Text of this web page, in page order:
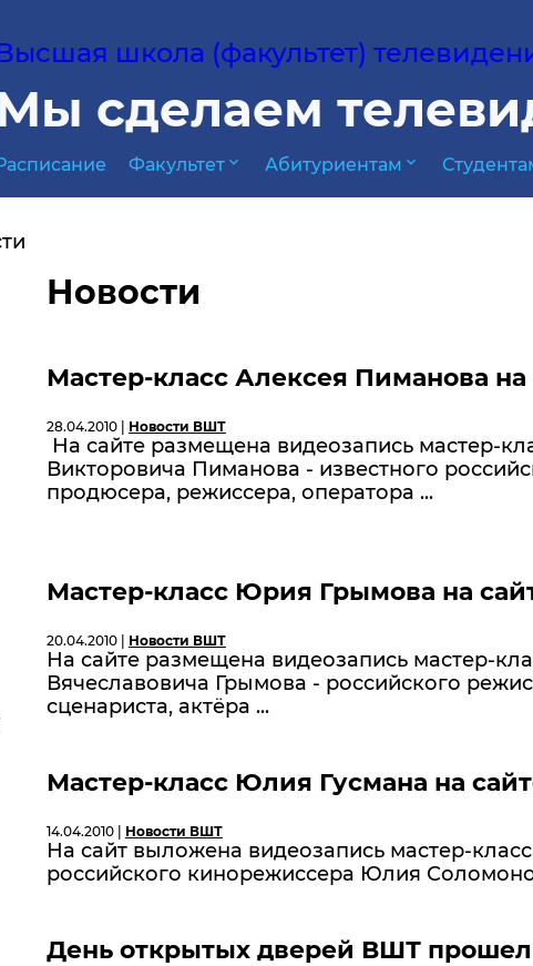
школа (факультет)
сделаем
Факультет expand_more Абитуриентам expand_more
Новости
Мастер-класс Алексея Пиманова на
28.04.2010 | Новости ВШТ
На сайте размещена видеозапись мастер-
Викторовича Пиманова - известного
продюсера, режиссера, оператора ...
Мастер-класс Юрия Грымова на
20.04.2010 | Новости ВШТ
На сайте размещена видеозапись мастер-
Вячеславовича Грымова - российского
сценариста, актёра ...
Мастер-класс Юлия Гусмана на
14.04.2010 | Новости ВШТ
На сайт выложена видеозапись мастер-
российского кинорежиссера Юлия
День открытых дверей ВШТ